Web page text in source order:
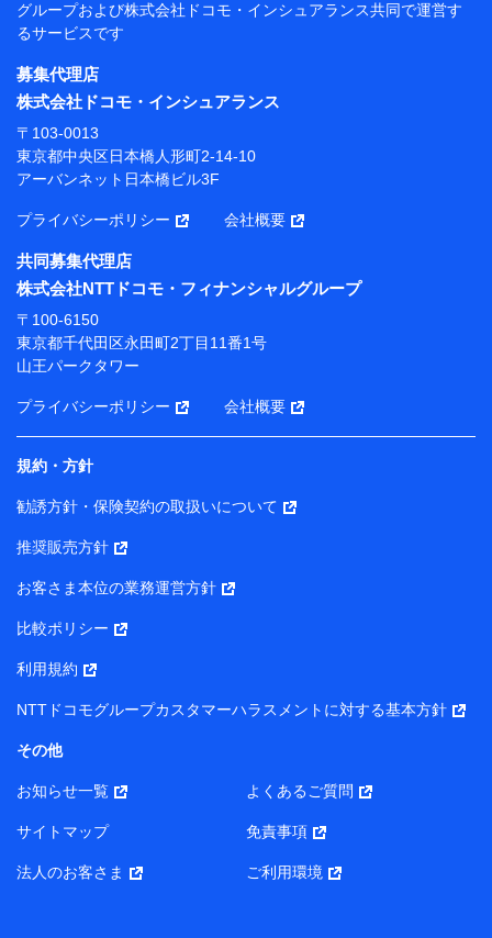
当社
株式会社NTTドコモ・フィナンシャルグループ
【利用目的】
当社または株式会社NTTドコモ・フィナンシャルグルー
プが提供する保険関連サービスにおけるユーザー登録受
付および管理のため
当社または株式会社NTTドコモ・フィナンシャルグルー
携会社の保険その他に関する情報を提供するため、また
維持管理等の委託業務遂行のため、またそれらに付帯、
関連する当社または株式会社NTTドコモ・フィナンシャ
ルグループおよび提携会社のサービスを案内、提供する
ため
（各サービスで取得したサービス利用履歴、ウェブサイ
トの閲覧履歴、購買履歴、ご契約内容等のパーソナルデ
ータを分析して、お客さまの趣味・嗜好・傾向に応じた
サービス・商品等に関するご提案や広告の配信等を行う
ことがあります。）
各種セミナーの開催のため
コンサルティングサービスの実施のため
アンケートやキャンペーン等の実施のため
上記に係る案内・手続き・管理等付帯業務を行うため
所・代表者名】
り）
株式会社NTTドコモ・フィナンシャルグループ 代表取締役
社長 廣井 孝史
東京都中央区日本橋人形町2-14-10 アーバンネット日本橋
株式会社ドコモ・インシュアランス 代表取締役社長 吉
村 忠義
また当社は、オンライン面談による保険のご相談にあたっ
グループおよび株式会社ドコモ・インシュアランス共同で運営す
るサービスです
募集代理店
株式会社ドコモ・インシュアランス
〒103-0013
東京都中央区日本橋人形町2-14-10
アーバンネット日本橋ビル3F
プライバシーポリシー 会社概要
共同募集代理店
株式会社NTTドコモ・フィナンシャルグループ
〒100-6150
東京都千代田区永田町2丁目11番1号
山王パークタワー
プライバシーポリシー 会社概要
規約・方針
勧誘方針・保険契約の取扱いについて
推奨販売方針
お客さま本位の業務運営方針
比較ポリシー
利用規約
NTTドコモグループカスタマーハラスメントに対する基本方針
その他
お知らせ一覧 よくあるご質問
サイトマップ 免責事項
法人のお客さま ご利用環境